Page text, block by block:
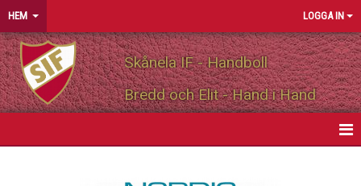
HEM LOGGA IN
Skånela IF - Handboll
Bredd och Elit - Hand i Hand